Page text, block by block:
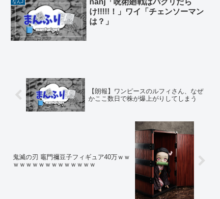
なんJ
け!!!!!！」ワイ「チェンソーマン
は？」
【朗報】ワンピースのルフィさん、なぜ
かここ数日で株が爆上がりしてしまう
鬼滅の刃 竈門禰豆子フィギュア40万ｗｗ
ｗｗｗｗｗｗｗｗｗｗｗｗｗ